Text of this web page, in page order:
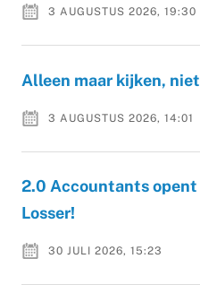
3 AUGUSTUS 2026, 19:30
Alleen maar kijken,
3 AUGUSTUS 2026, 14:01
2.0 Accountants
Losser!
30 JULI 2026, 15:23